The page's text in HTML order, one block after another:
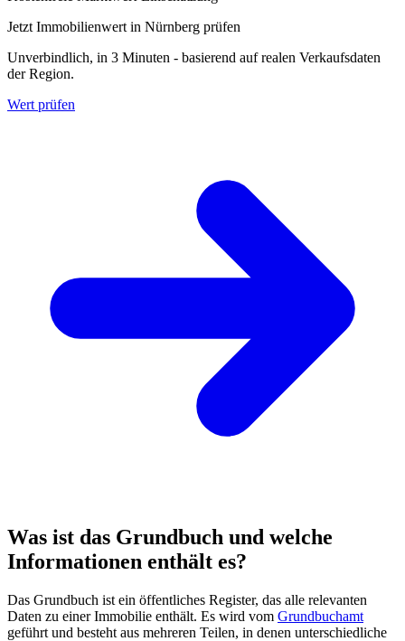
Jetzt Immobilienwert in Nürnberg prüfen
Unverbindlich, in 3 Minuten - basierend auf realen Verkaufsdaten
der Region.
Wert prüfen
Was ist das Grundbuch und welche
Informationen enthält es?
Das Grundbuch ist ein öffentliches Register, das alle relevanten
Daten zu einer Immobilie enthält. Es wird vom Grundbuchamt
geführt und besteht aus mehreren Teilen, in denen unterschiedliche